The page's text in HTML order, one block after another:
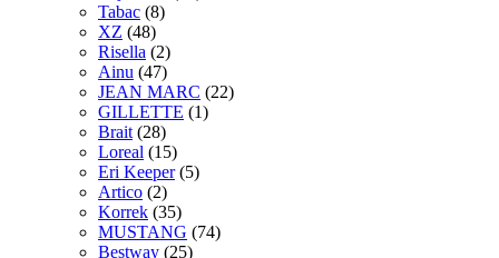
Tabac (8)
XZ (48)
Risella (2)
Ainu (47)
JEAN MARC (22)
GILLETTE (1)
Brait (28)
Loreal (15)
Eri Keeper (5)
Artico (2)
Korrek (35)
MUSTANG (74)
Bestway (25)